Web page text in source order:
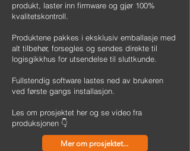
produkt, laster inn firmware og gjør 100%
kvalitetskontroll.
Produktene pakkes i eksklusiv emballasje med
alt tilbehør, forsegles og sendes direkte til
logisgikkhus for utsendelse til sluttkunde.
Fullstendig software lastes ned av brukeren
ved første gangs installasjon.
Les om prosjektet her og se video fra
produksjonen 👇
Mer om prosjektet...